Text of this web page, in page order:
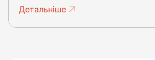
Детальніше